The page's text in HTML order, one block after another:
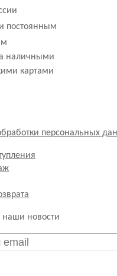
постоянным
наличными
картами
персональных
наши новости